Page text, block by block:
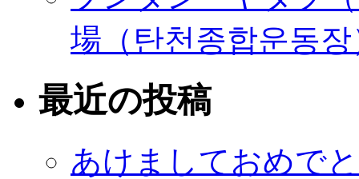
場（탄천종합운동
最近の投稿
あけましておめで